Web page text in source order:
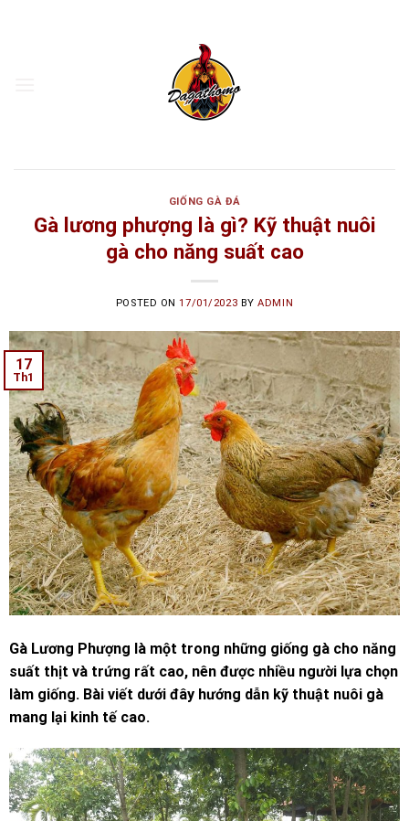
GIỐNG GÀ ĐÁ
Gà lương phượng là gì? Kỹ thuật nuôi
gà cho năng suất cao
POSTED ON17/01/2023 BYADMIN
17
Th1
Gà Lương Phượng là một trong những giống gà cho năng
suất thịt và trứng rất cao, nên được nhiều người lựa chọn
làm giống. Bài viết dưới đây hướng dẫn kỹ thuật nuôi gà
mang lại kinh tế cao.